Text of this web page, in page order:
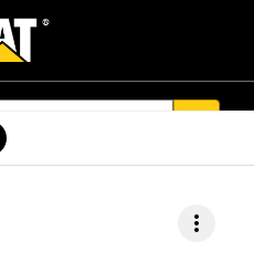
more_vert